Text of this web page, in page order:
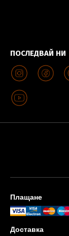
ПОСЛЕДВАЙ НИ
Плащане
Доставка